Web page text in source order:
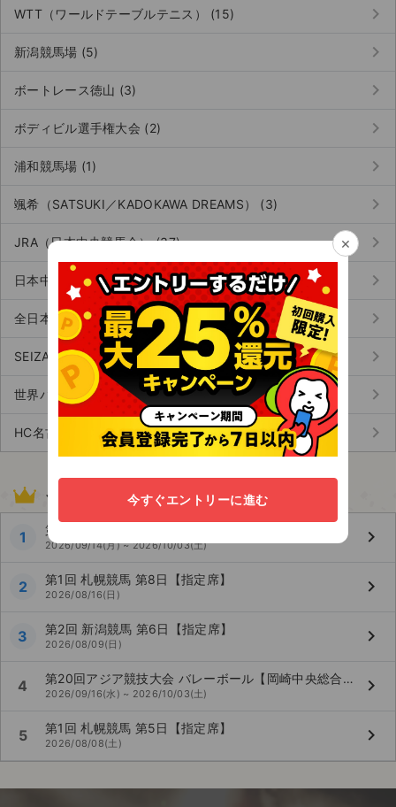
WTT（ワールドテーブルテニス） (15) keyboard_arrow_right
新潟競馬場 (5) keyboard_arrow_right
ボートレース徳山 (3) keyboard_arrow_right
ボディビル選手権大会 (2) keyboard_arrow_right
浦和競馬場 (1) keyboard_arrow_right
颯希（SATSUKI／KADOKAWA DREAMS） (3) keyboard_arrow_right
JRA（日本中央競馬会） (37) keyboard_arrow_right
日本中学校ダンス部選手権 (1) keyboard_arrow_right
全日本総合バドミントン選手権 (2) keyboard_arrow_right
SEIZA（セイザ） (2) keyboard_arrow_right
世界パラ陸上競技選手権大会 (1) keyboard_arrow_right
HC名古屋 (1) keyboard_arrow_right
その他のスポーツ人気試合ランキング
1 第20回アジア競技大会 サッカー
2026/09/14(月) ~ 2026/10/03(土) keyboard_arrow_right
2 第1回 札幌競馬 第8日【指定席】
2026/08/16(日) keyboard_arrow_right
3 第2回 新潟競馬 第6日【指定席】
2026/08/09(日) keyboard_arrow_right
4 第20回アジア競技大会 バレーボール【岡崎中央総合公園総合体育館】
2026/09/16(水) ~ 2026/10/03(土) keyboard_arrow_right
5 第1回 札幌競馬 第5日【指定席】
2026/08/08(土) keyboard_arrow_right
×
今すぐエントリーに進む